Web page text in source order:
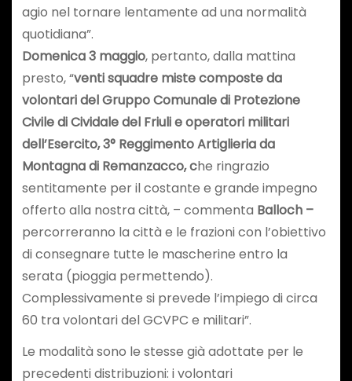
agio nel tornare lentamente ad una normalità
quotidiana”.
Domenica 3 maggio, pertanto, dalla mattina
presto, “venti squadre miste composte da
volontari del Gruppo Comunale di Protezione
Civile di Cividale del Friuli e operatori militari
dell’Esercito,3° Reggimento Artiglieria da
Montagna di Remanzacco, che ringrazio
sentitamente per il costante e grande impegno
offerto alla nostra città, – commenta Balloch –
percorreranno la città e le frazioni con l’obiettivo
di consegnare tutte le mascherine entro la
serata (pioggia permettendo).
Complessivamente si prevede l’impiego di circa
60 tra volontari del GCVPC e militari”.
Le modalità sono le stesse già adottate per le
precedenti distribuzioni: i volontari